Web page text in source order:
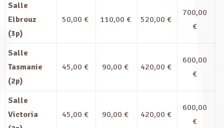
Salle
Elbrouz
(3p)
50,00 € 110,00 € 520,00 €
700,00
€
Salle
Tasmanie
(2p)
45,00 € 90,00 € 420,00 €
600,00
€
Salle
Victoria
45,00 € 90,00 € 420,00 €
600,00
€